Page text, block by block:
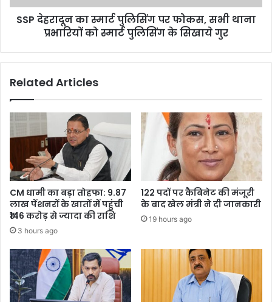
थाना
प्रभारियों
सिखाये
SSP देहरादून का स्मार्ट पुलिसिंग पर फोकस, सभी थाना
प्रभारियों को स्मार्ट पुलिसिंग के सिखाये गुर
Related Articles
CM धामी का बड़ा तोहफा: 9.87
लाख पेंशनरों के खातों में पहुंची
₹146 करोड़ से ज्यादा की राशि
3 hours ago
122 पदों पर कैबिनेट की मंजूरी
के बाद खेल मंत्री ने दी जानकारी
19 hours ago